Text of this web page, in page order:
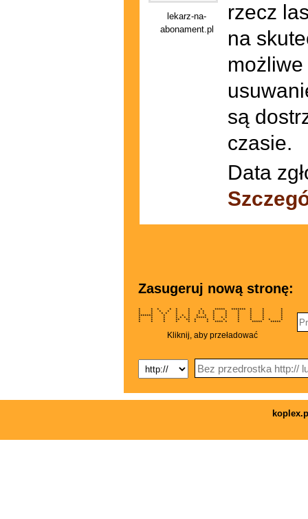
lekarz-na-
abonament.pl
rzecz
na
są
czasie.
Data
Zasugeruj nową stronę:
* * * * * * * ***** ******* * * *
* * * * * * * * * * * * * *
* * * * * * * * * * * * * *
******* * * * * * * * * * * * *
* * * * * * * ***** * * * * * * *
* * * ** ** * * * * * * * * *
* * * * * * * **** * * ***** *****
Kliknij, aby przeładować